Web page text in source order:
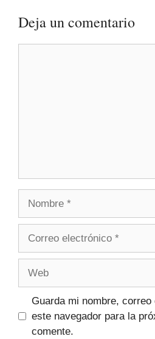
Deja un comentario
Guarda mi nombre,
este navegador para la
comente.